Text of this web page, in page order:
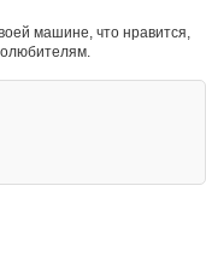
машине, что нравится,